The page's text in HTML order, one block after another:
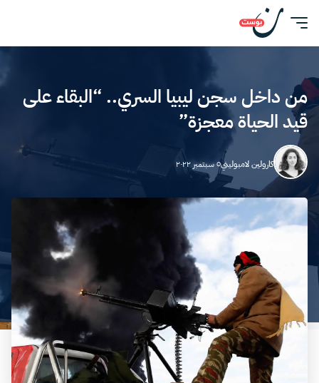
من داخل سجن ليبيا السري.. “البقاء على
قيد الحياة معجزة”
كارولين لامبوليني٥ سبتمبر ٢٠٢٢